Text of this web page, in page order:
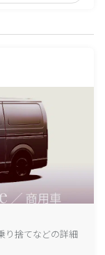
り捨てなどの詳細